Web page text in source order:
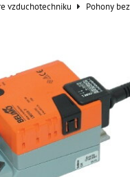
vzduchotechniku Pohony